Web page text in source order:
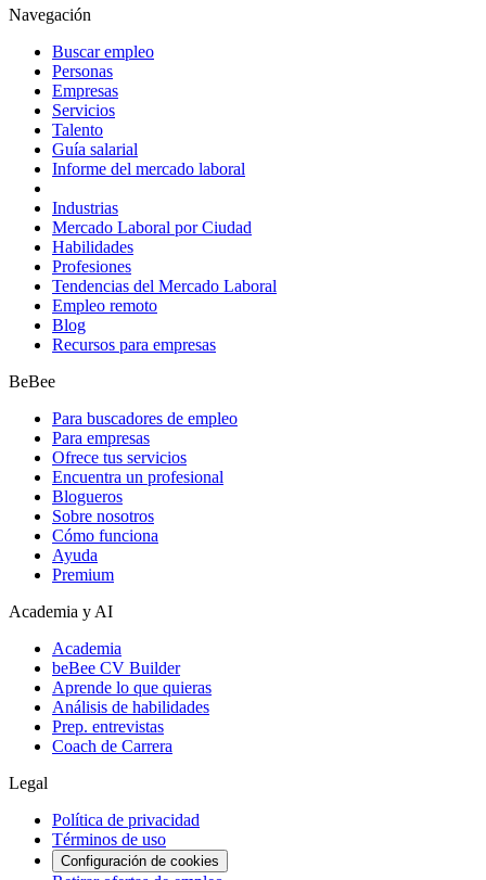
Navegación
Buscar empleo
Personas
Empresas
Servicios
Talento
Guía salarial
Informe del mercado laboral
Industrias
Mercado Laboral por Ciudad
Habilidades
Profesiones
Tendencias del Mercado Laboral
Empleo remoto
Blog
Recursos para empresas
BeBee
Para buscadores de empleo
Para empresas
Ofrece tus servicios
Encuentra un profesional
Blogueros
Sobre nosotros
Cómo funciona
Ayuda
Premium
Academia y AI
Academia
beBee CV Builder
Aprende lo que quieras
Análisis de habilidades
Prep. entrevistas
Coach de Carrera
Legal
Política de privacidad
Términos de uso
Configuración de cookies